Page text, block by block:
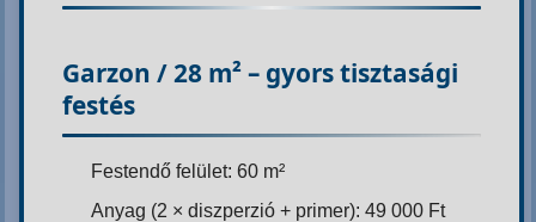
Garzon / 28 m² – gyors tisztasági
festés
Festendő felület: 60 m²
Anyag (2 × diszperzió + primer): 49 000 Ft